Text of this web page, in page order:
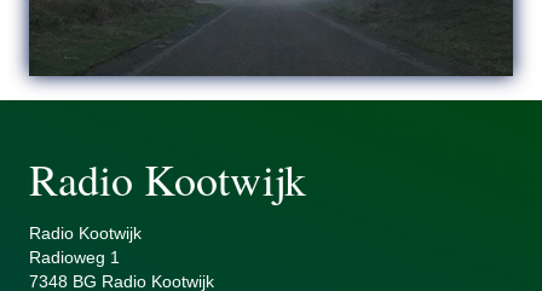
Radio Kootwijk
Radio Kootwijk
Radioweg 1
7348 BG Radio Kootwijk